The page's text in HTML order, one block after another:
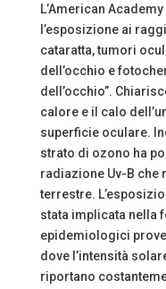
L’American
l’esposizione ai
cataratta, tumori
dell’occhio e
dell’occhio”.
calore e il calo
superficie oculare.
strato di ozono ha
radiazione Uv-B
terrestre.
stata implicata nella
epidemiologici
dove l’intensità
riportano